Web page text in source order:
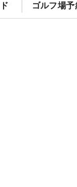
ゴルフ場